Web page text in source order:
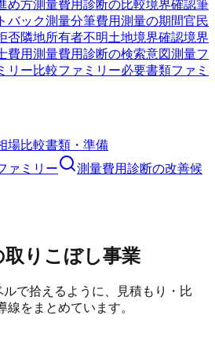
め方測量費用診断の比較境界確認筆
バック測量分筆費用測量の期間官民
否隣地所有者不明土地境界確認境界
費用測量費用診断の検索意図測量フ
リー比較ファミリー必要書類ファミ
場比較書類・準備
ァミリー 測量費用診断の改善候
りこぼし事業
で拾えるように、見積もり・比
をまとめています。